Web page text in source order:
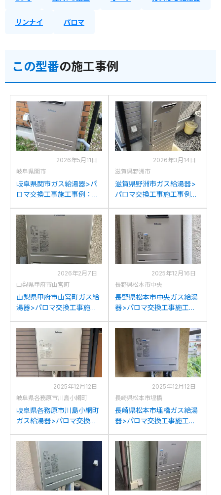
リンナイ パロマ
この型番の施工事例
2026年5月11日
岐阜県関市
岐阜県関市ガス給湯器>パ
ロマ交換工事施工事例：リ
らパロマFH-2023SAWへの
交換
2026年3月14日
滋賀県野洲市
滋賀県野洲市ガス給湯器>
パロマ交換工事施工事例：
からパロマFH-2023SAWへ
の交換
2026年2月7日
山梨県甲府市山宮町
山梨県甲府市山宮町ガス給
湯器>パロマ交換工事施工
2401SAWからパロマFH-
2023SAWへの交換
2025年12月16日
長野県松本市中央
長野県松本市中央ガス給湯
器>パロマ交換工事施工事
からパロマFH-2023SAWへ
の交換
2025年12月12日
岐阜県各務原市川島小網町
岐阜県各務原市川島小網町
ガス給湯器>パロマ交換工
2008SAWからパロマFH-
2023SAWへの交換
2025年12月12日
長崎県松本市埋橋
長崎県松本市埋橋ガス給湯
器>パロマ交換工事施工事
2008SAWXからパロマFH-
2023SAWへの交換